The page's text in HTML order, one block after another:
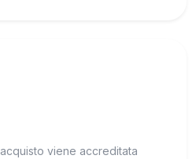
viene accreditata